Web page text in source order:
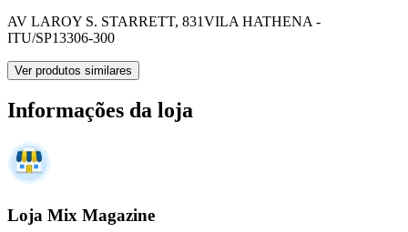
AV LAROY S. STARRETT, 831VILA HATHENA -
ITU/SP13306-300
Ver produtos similares
Informações da loja
Loja Mix Magazine